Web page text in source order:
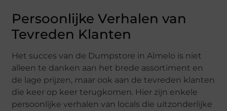
Persoonlijke Verhalen van
Tevreden Klanten
Het succes van de Dumpstore in Almelo is niet
alleen te danken aan het brede assortiment en
de lage prijzen, maar ook aan de tevreden klanten
die keer op keer terugkomen. Hier zijn enkele
persoonlijke verhalen van locals die uitzonderlijke